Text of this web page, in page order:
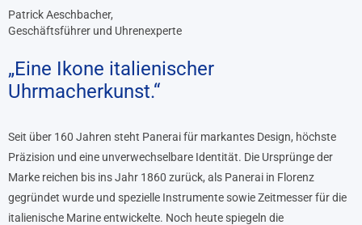
Patrick Aeschbacher,
Geschäftsführer und Uhrenexperte
„Eine Ikone italienischer
Uhrmacherkunst.“
Seit über 160 Jahren steht Panerai für markantes Design, höchste
Präzision und eine unverwechselbare Identität. Die Ursprünge der
Marke reichen bis ins Jahr 1860 zurück, als Panerai in Florenz
gegründet wurde und spezielle Instrumente sowie Zeitmesser für die
italienische Marine entwickelte. Noch heute spiegeln die